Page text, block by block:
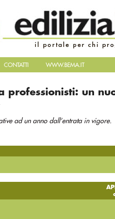
CONTATTI WWW.BEMA.IT
professionisti: un
ad un anno dall’entrata in vigore.